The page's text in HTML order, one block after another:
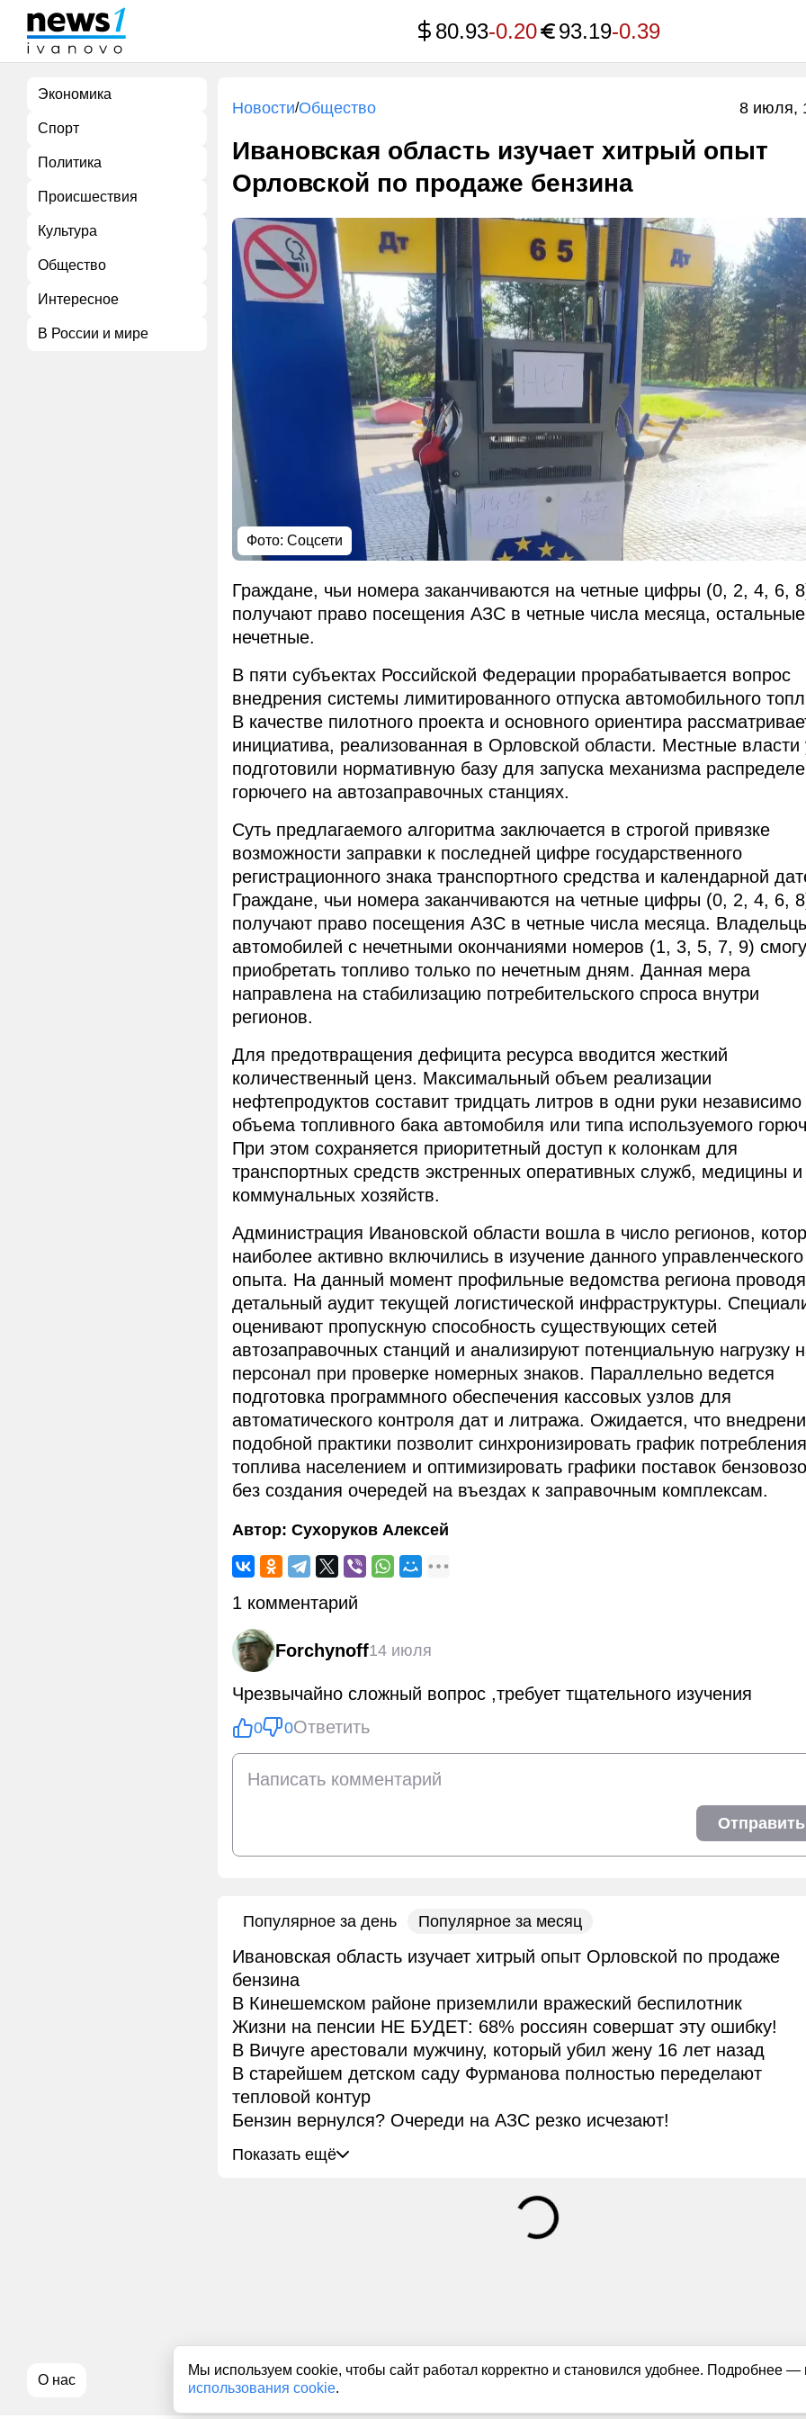
Мы используем cookie, чтобы сайт работал корректно и становился удобнее. Подробнее —
использования cookie.
80.93-0.20 93.19-0.39
Экономика
Спорт
Политика
Происшествия
Культура
Общество
Интересное
В России и мире
О нас
Новости/Общество 8 июля,
Ивановская область изучает хитрый опыт
Орловской по продаже бензина
Фото: Соцсети
Граждане, чьи номера заканчиваются на четные цифры (0, 2, 4, 6,
получают право посещения АЗС в четные числа месяца,
нечетные.
В пяти субъектах Российской Федерации прорабатывается вопрос
внедрения системы лимитированного отпуска автомобильного
В качестве пилотного проекта и основного ориентира
инициатива, реализованная в Орловской области. Местные власти
подготовили нормативную базу для запуска механизма
горючего на автозаправочных станциях.
Суть предлагаемого алгоритма заключается в строгой привязке
возможности заправки к последней цифре государственного
регистрационного знака транспортного средства и календарной
Граждане, чьи номера заканчиваются на четные цифры (0, 2, 4, 6,
получают право посещения АЗС в четные числа месяца.
автомобилей с нечетными окончаниями номеров (1, 3, 5, 7, 9)
приобретать топливо только по нечетным дням. Данная мера
направлена на стабилизацию потребительского спроса внутри
регионов.
Для предотвращения дефицита ресурса вводится жесткий
количественный ценз. Максимальный объем реализации
нефтепродуктов составит тридцать литров в одни руки независимо
объема топливного бака автомобиля или типа используемого
При этом сохраняется приоритетный доступ к колонкам для
транспортных средств экстренных оперативных служб, медицины и
коммунальных хозяйств.
Администрация Ивановской области вошла в число регионов,
наиболее активно включились в изучение данного управленческого
опыта. На данный момент профильные ведомства региона
детальный аудит текущей логистической инфраструктуры.
оценивают пропускную способность существующих сетей
автозаправочных станций и анализируют потенциальную нагрузку
персонал при проверке номерных знаков. Параллельно ведется
подготовка программного обеспечения кассовых узлов для
автоматического контроля дат и литража. Ожидается, что
подобной практики позволит синхронизировать график потребления
топлива населением и оптимизировать графики поставок
без создания очередей на въездах к заправочным комплексам.
Автор: Сухоруков Алексей
1 комментарий
Forchynoff14 июля
Чрезвычайно сложный вопрос ,требует тщательного изучения
0 0Ответить
Отправить
Популярное за день Популярное за месяц
Ивановская область изучает хитрый опыт Орловской по продаже
бензина
В Кинешемском районе приземлили вражеский беспилотник
Жизни на пенсии НЕ БУДЕТ: 68% россиян совершат эту ошибку!
В Вичуге арестовали мужчину, который убил жену 16 лет назад
В старейшем детском саду Фурманова полностью переделают
тепловой контур
Бензин вернулся? Очереди на АЗС резко исчезают!
Показать ещё